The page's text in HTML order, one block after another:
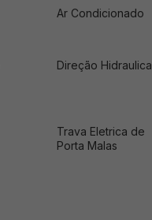
Ar Condicionado
Direção Hidraulica
Trava Eletrica de
Porta Malas